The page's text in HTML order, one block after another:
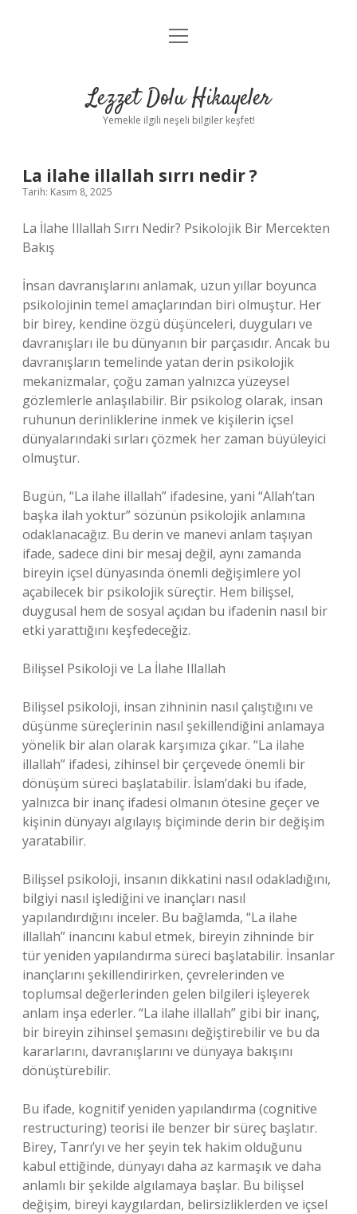
Anasayfa
Yasal Uyarı
menüyü
Lezzet Dolu Hikayeler
Yemekle ilgili neşeli bilgiler keşfet!
La ilahe illallah sırrı nedir ?
Tarih: Kasım 8, 2025
La İlahe Illallah Sırrı Nedir? Psikolojik Bir Mercekten
Bakış
İnsan davranışlarını anlamak, uzun yıllar boyunca
psikolojinin temel amaçlarından biri olmuştur. Her
bir birey, kendine özgü düşünceleri, duyguları ve
davranışları ile bu dünyanın bir parçasıdır. Ancak bu
davranışların temelinde yatan derin psikolojik
mekanizmalar, çoğu zaman yalnızca yüzeysel
gözlemlerle anlaşılabilir. Bir psikolog olarak, insan
ruhunun derinliklerine inmek ve kişilerin içsel
dünyalarındaki sırları çözmek her zaman büyüleyici
olmuştur.
Bugün, “La ilahe illallah” ifadesine, yani “Allah’tan
başka ilah yoktur” sözünün psikolojik anlamına
odaklanacağız. Bu derin ve manevi anlam taşıyan
ifade, sadece dini bir mesaj değil, aynı zamanda
bireyin içsel dünyasında önemli değişimlere yol
açabilecek bir psikolojik süreçtir. Hem bilişsel,
duygusal hem de sosyal açıdan bu ifadenin nasıl bir
etki yarattığını keşfedeceğiz.
Bilişsel Psikoloji ve La İlahe Illallah
Bilişsel psikoloji, insan zihninin nasıl çalıştığını ve
düşünme süreçlerinin nasıl şekillendiğini anlamaya
yönelik bir alan olarak karşımıza çıkar. “La ilahe
illallah” ifadesi, zihinsel bir çerçevede önemli bir
dönüşüm süreci başlatabilir. İslam’daki bu ifade,
yalnızca bir inanç ifadesi olmanın ötesine geçer ve
kişinin dünyayı algılayış biçiminde derin bir değişim
yaratabilir.
Bilişsel psikoloji, insanın dikkatini nasıl odakladığını,
bilgiyi nasıl işlediğini ve inançları nasıl
yapılandırdığını inceler. Bu bağlamda, “La ilahe
illallah” inancını kabul etmek, bireyin zihninde bir
tür yeniden yapılandırma süreci başlatabilir. İnsanlar
inançlarını şekillendirirken, çevrelerinden ve
toplumsal değerlerinden gelen bilgileri işleyerek
anlam inşa ederler. “La ilahe illallah” gibi bir inanç,
bir bireyin zihinsel şemasını değiştirebilir ve bu da
kararlarını, davranışlarını ve dünyaya bakışını
dönüştürebilir.
Bu ifade, kognitif yeniden yapılandırma (cognitive
restructuring) teorisi ile benzer bir süreç başlatır.
Birey, Tanrı’yı ve her şeyin tek hakim olduğunu
kabul ettiğinde, dünyayı daha az karmaşık ve daha
anlamlı bir şekilde algılamaya başlar. Bu bilişsel
değişim, bireyi kaygılardan, belirsizliklerden ve içsel